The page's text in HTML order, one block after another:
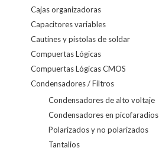
Cajas organizadoras
Capacitores variables
Cautines y pistolas de soldar
Compuertas Lógicas
Compuertas Lógicas CMOS
Condensadores / Filtros
Condensadores de alto voltaje
Condensadores en picofaradios
Polarizados y no polarizados
Tantalios